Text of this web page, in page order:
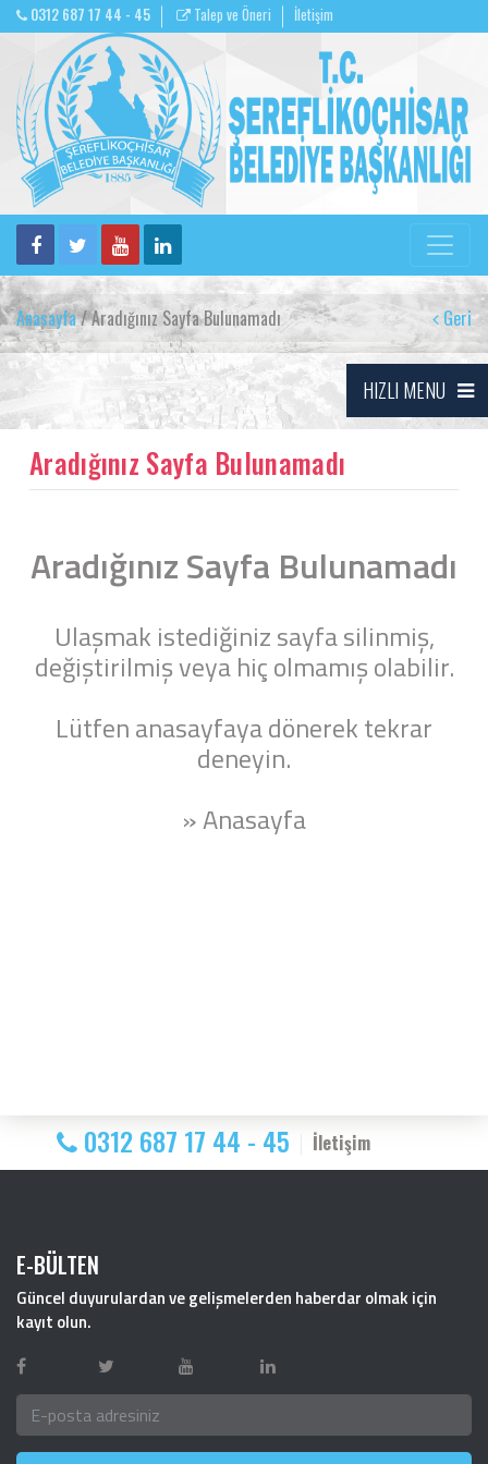
0312 687 17 44 - 45 Talep ve Öneri İletişim
Anasayfa/ Aradığınız Sayfa Bulunamadı Geri
HIZLI MENU
Aradığınız Sayfa Bulunamadı
Aradığınız Sayfa Bulunamadı
Ulaşmak istediğiniz sayfa silinmiş,
değiştirilmiş veya hiç olmamış olabilir.
Lütfen anasayfaya dönerek tekrar
deneyin.
» Anasayfa
0312 687 17 44 - 45 İletişim
E-BÜLTEN
Güncel duyurulardan ve gelişmelerden haberdar olmak için
kayıt olun.